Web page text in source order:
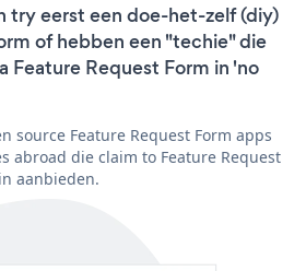
try eerst een doe-het-zelf (diy)
of hebben een "techie" die
Feature Request Form in 'no
source Feature Request Form apps
abroad die claim to Feature Request
aanbieden.